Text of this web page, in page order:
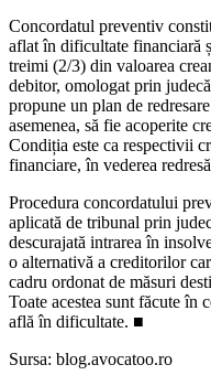
Concordatul preventiv
aflat în dificultate financiară
treimi (2/3) din valoarea
debitor, omologat prin
propune un plan de
asemenea, să fie acoperite
Condiția este ca respectivii
financiare, în vederea
Procedura concordatului
aplicată de tribunal prin
descurajată intrarea în
o alternativă a creditorilor
cadru ordonat de măsuri
Toate acestea sunt făcute în
află în dificultate. ■
Sursa: blog.avocatoo.ro